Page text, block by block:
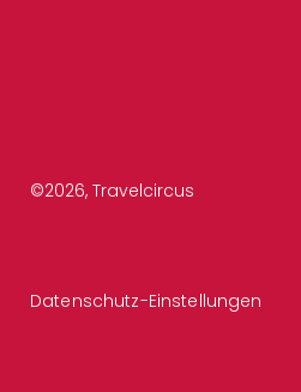
©2026, Travelcircus
Datenschutz-Einstellungen